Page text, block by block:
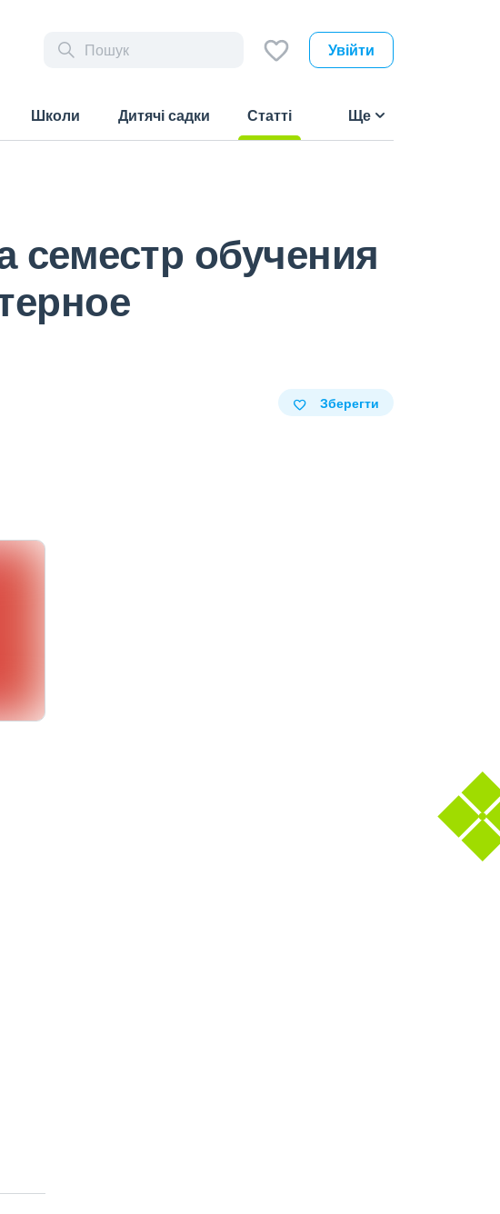
Увійти
Школи Дитячі садки
Статті
Ще
семестр обучения
Зберегти